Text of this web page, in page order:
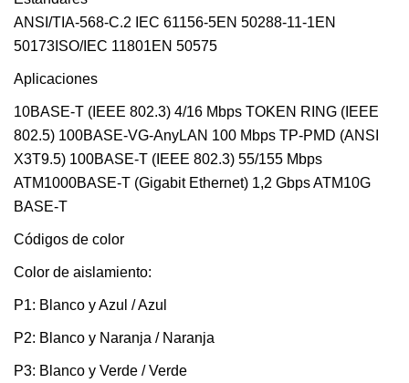
ANSI/TIA-568-C.2 IEC 61156-5EN 50288-11-1EN
50173ISO/IEC 11801EN 50575
Aplicaciones
10BASE-T (IEEE 802.3) 4/16 Mbps TOKEN RING (IEEE
802.5) 100BASE-VG-AnyLAN 100 Mbps TP-PMD (ANSI
X3T9.5) 100BASE-T (IEEE 802.3) 55/155 Mbps
ATM1000BASE-T (Gigabit Ethernet) 1,2 Gbps ATM10G
BASE-T
Códigos de color
Color de aislamiento:
P1: Blanco y Azul / Azul
P2: Blanco y Naranja / Naranja
P3: Blanco y Verde / Verde